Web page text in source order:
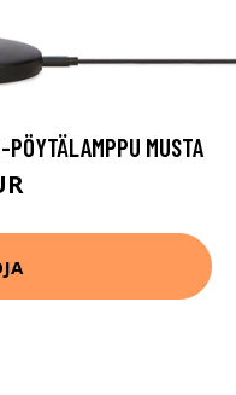
MUSTA